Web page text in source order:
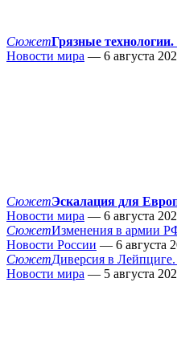
СюжетГрязные
Новости мира — 6 августа
СюжетЭскалация для
Новости мира — 6 августа
СюжетИзменения в армии
Новости России — 6 августа
СюжетДиверсия в Лейпциге.
Новости мира — 5 августа